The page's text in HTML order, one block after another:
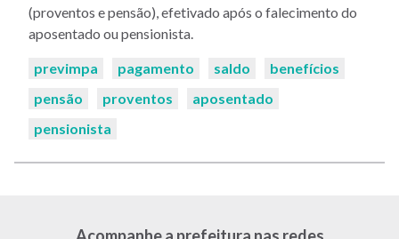
(proventos e pensão), efetivado após o falecimento do
aposentado ou pensionista.
Palavras-
previmpa pagamento saldo
benefícios
pensão
proventos
aposentado
pensionista